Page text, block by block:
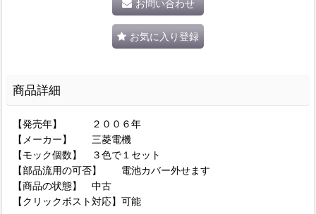
お問い合わせ
お気に入り登録
商品詳細
【発売年】 ２００６年
【メーカー】 三菱電機
【モック個数】 ３色で１セット
【部品流用の可否】 電池カバー外せます
【商品の状態】 中古
【クリックポスト対応】可能